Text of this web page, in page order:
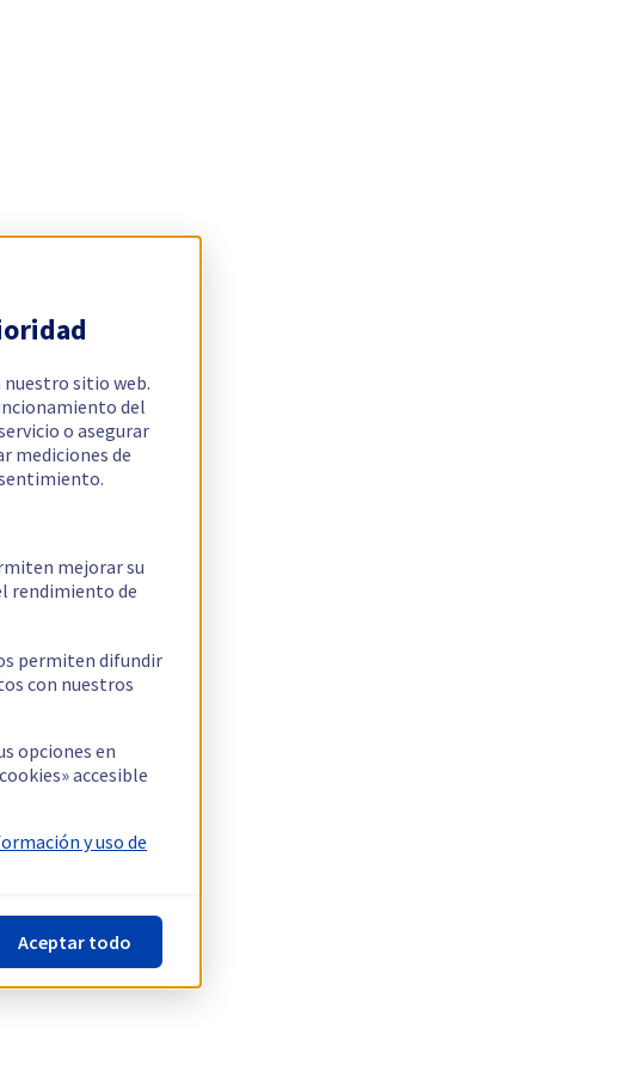
sitio web.
del
o asegurar
mediciones de
mejorar su
rendimiento de
permiten difundir
con nuestros
opciones en
accesible
y uso de
Aceptar todo